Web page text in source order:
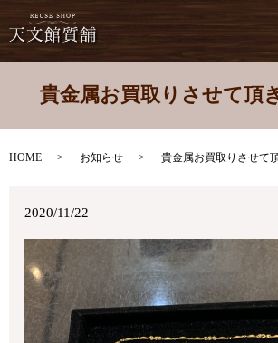
貴金属お買取りさせて頂
HOME お知らせ 貴金属お買取りさせて
2020/11/22